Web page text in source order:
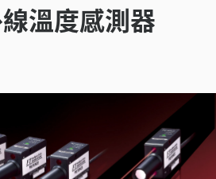
溫度感測器